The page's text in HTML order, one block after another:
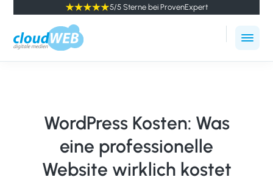
5/5 Sterne bei ProvenExpert
WordPress Kosten: Was
eine professionelle
Website wirklich kostet